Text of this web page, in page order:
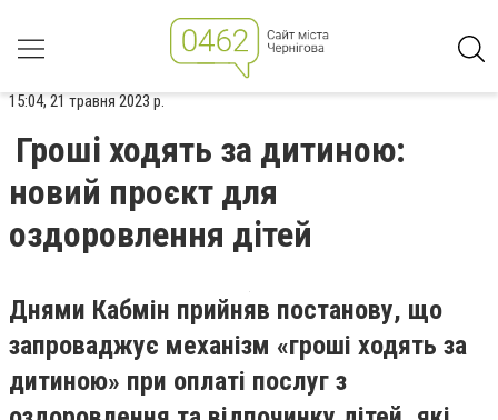
15:04, 21 травня 2023 р.
Гроші ходять за дитиною:
новий проєкт для
оздоровлення дітей
Днями Кабмін прийняв постанову, що
запроваджує механізм «гроші ходять за
дитиною» при оплаті послуг з